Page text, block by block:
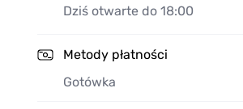
Dziś otwarte do 18:00
Metody płatności
Gotówka